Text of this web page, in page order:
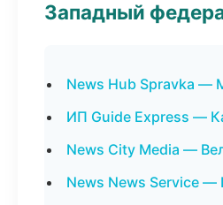
Западный
News Hub Spravka —
ИП Guide Express —
News City Media —
News News Service —